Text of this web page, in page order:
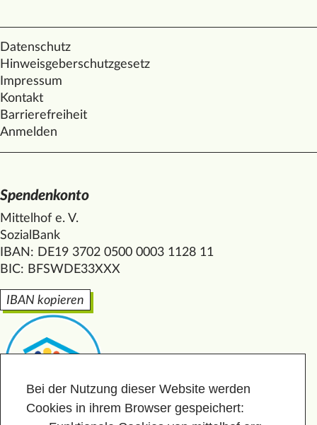
Datenschutz
Hinweisgeberschutzgesetz
Impressum
Kontakt
Barrierefreiheit
Anmelden
Spendenkonto
Mittelhof e. V.
SozialBank
IBAN: DE19 3702 0500 0003 1128 11
BIC: BFSWDE33XXX
IBAN kopieren
Bei der Nutzung dieser Website werden
Cookies in ihrem Browser gespeichert: